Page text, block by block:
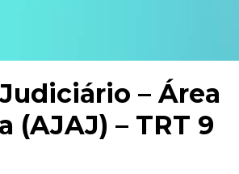
– Área
(AJAJ) – TRT 9